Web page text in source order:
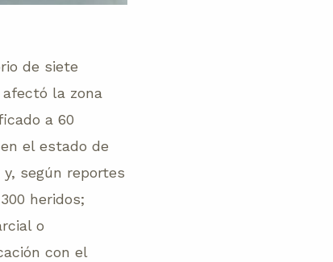
de siete
la zona
a 60
el estado de
según reportes
heridos;
o
con el